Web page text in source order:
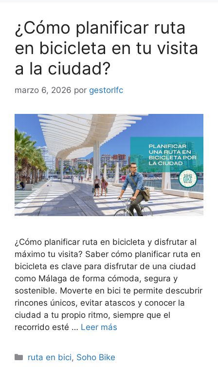
¿Cómo planificar ruta
en bicicleta en tu visita
a la ciudad?
marzo 6, 2026 por gestorlfc
¿Cómo planificar ruta en bicicleta y disfrutar al
máximo tu visita? Saber cómo planificar ruta en
bicicleta es clave para disfrutar de una ciudad
como Málaga de forma cómoda, segura y
sostenible. Moverte en bici te permite descubrir
rincones únicos, evitar atascos y conocer la
ciudad a tu propio ritmo, siempre que el
recorrido esté … Leer más
ruta en bici, Soho Bike